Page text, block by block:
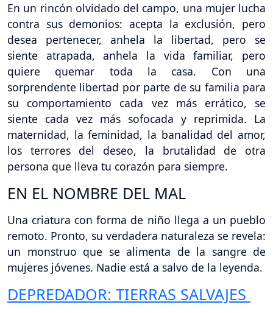
En un rincón olvidado del campo, una mujer lucha
contra sus demonios: acepta la exclusión, pero
desea pertenecer, anhela la libertad, pero se
siente atrapada, anhela la vida familiar, pero
quiere quemar toda la casa. Con una
sorprendente libertad por parte de su familia para
su comportamiento cada vez más errático, se
siente cada vez más sofocada y reprimida. La
maternidad, la feminidad, la banalidad del amor,
los terrores del deseo, la brutalidad de otra
persona que lleva tu corazón para siempre.
EN EL NOMBRE DEL MAL
Una criatura con forma de niño llega a un pueblo
remoto. Pronto, su verdadera naturaleza se revela:
un monstruo que se alimenta de la sangre de
mujeres jóvenes. Nadie está a salvo de la leyenda.
DEPREDADOR: TIERRAS SALVAJES